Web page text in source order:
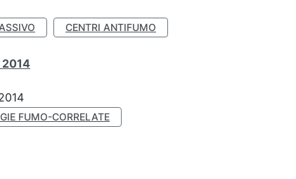
CENTRI ANTIFUMO
FUMO-CORRELATE